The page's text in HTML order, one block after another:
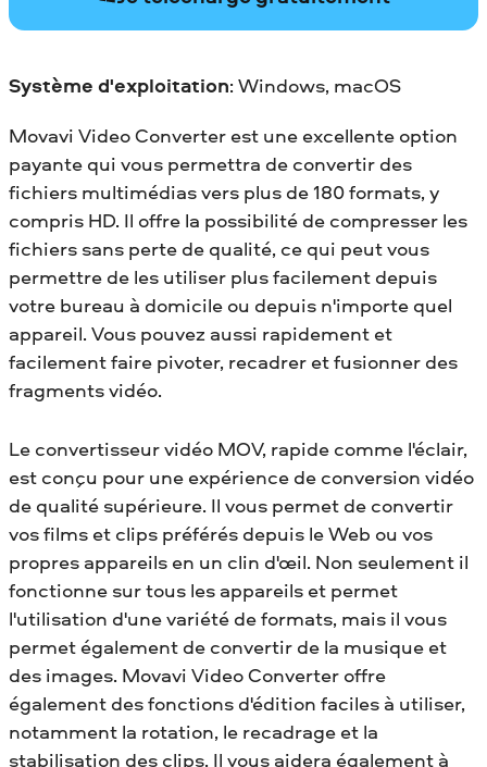
Système d'exploitation: Windows, macOS
Movavi Video Converter est une excellente option
payante qui vous permettra de convertir des
fichiers multimédias vers plus de 180 formats, y
compris HD. Il offre la possibilité de compresser les
fichiers sans perte de qualité, ce qui peut vous
permettre de les utiliser plus facilement depuis
votre bureau à domicile ou depuis n'importe quel
appareil. Vous pouvez aussi rapidement et
facilement faire pivoter, recadrer et fusionner des
fragments vidéo.
Le convertisseur vidéo MOV, rapide comme l'éclair,
est conçu pour une expérience de conversion vidéo
de qualité supérieure. Il vous permet de convertir
vos films et clips préférés depuis le Web ou vos
propres appareils en un clin d'œil. Non seulement il
fonctionne sur tous les appareils et permet
l'utilisation d'une variété de formats, mais il vous
permet également de convertir de la musique et
des images. Movavi Video Converter offre
également des fonctions d'édition faciles à utiliser,
notamment la rotation, le recadrage et la
stabilisation des clips. Il vous aidera également à